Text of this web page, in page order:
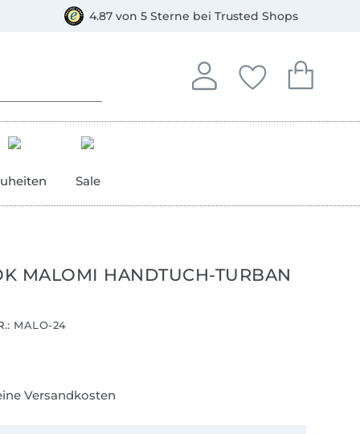
4.87 von 5 Sterne bei Trusted Shops
Anmelden
In deinem Konto
Deine
Du hast keine
Dein
Du hast
Sale
MALOMI HANDTUCH-TURBAN
MALO-24
Versandkosten